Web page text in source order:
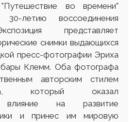
во времени"
летию воссоединения
представляет
снимки выдающихся
пресс-фотографии Эриха
Клемм. Оба фотографа
авторским стилем
который оказал
влияние на развитие
и принес им мировую